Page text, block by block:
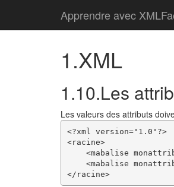
Apprendre avec
1.XML
1.10.Les
Les valeurs des attributs
<?xml version="1.0"?>
<racine>
<mabalise
<mabalise
</racine>